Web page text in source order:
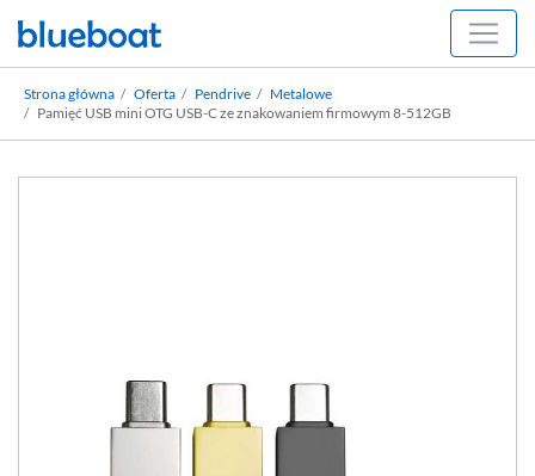
Strona główna Oferta Pendrive
Metalowe
Pamięć USB mini OTG USB-C ze znakowaniem firmowym 8-512GB